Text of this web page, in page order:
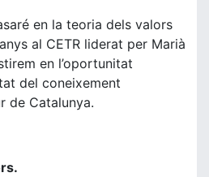
en la teoria dels valors
al CETR liderat per Marià
en l’oportunitat
del coneixement
de Catalunya.